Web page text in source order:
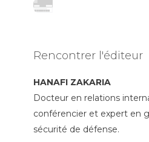
Rencontrer l'éditeur
HANAFI ZAKARIA
Docteur en relations
conférencier et expert en
sécurité de défense.